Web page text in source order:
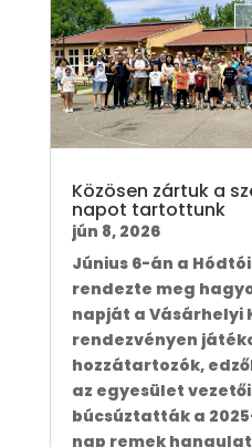
Közösen zártuk a
napot tartottunk
jún 8, 2026
Június 6-án a
rendezte meg
napját a Vásárhelyi
rendezvényen
hozzátartozók,
az egyesület
búcsúztatták a
nap remek